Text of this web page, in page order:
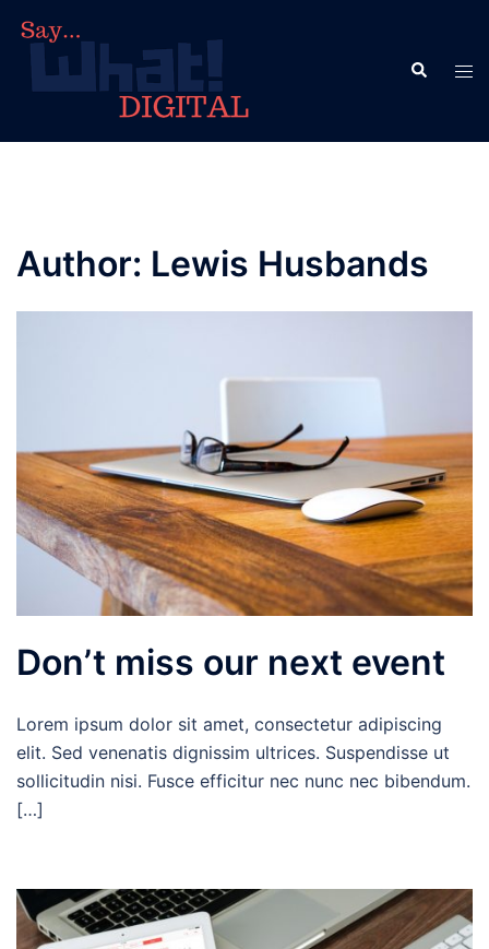
content
Search
Author: Lewis Husbands
Don’t miss our next event
Lorem ipsum dolor sit amet, consectetur adipiscing
elit. Sed venenatis dignissim ultrices. Suspendisse ut
sollicitudin nisi. Fusce efficitur nec nunc nec bibendum.
[…]